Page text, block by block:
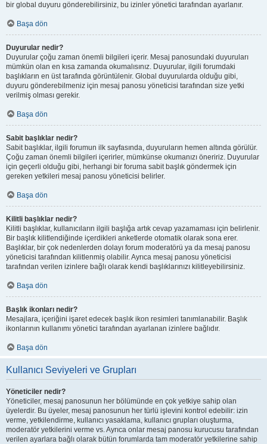
bir global duyuru gönderebilirsiniz, bu izinler yönetici tarafından ayarlanır.
Başa dön
Duyurular nedir?
Duyurular çoğu zaman önemli bilgileri içerir. Mesaj panosundaki duyuruları
mümkün olan en kısa zamanda okumalısınız. Duyurular, ilgili forumdaki
başlıkların en üst tarafında görüntülenir. Global duyurularda olduğu gibi,
duyuru gönderebilmeniz için mesaj panosu yöneticisi tarafından size yetki
verilmiş olması gerekir.
Başa dön
Sabit başlıklar nedir?
Sabit başlıklar, ilgili forumun ilk sayfasında, duyuruların hemen altında görülür.
Çoğu zaman önemli bilgileri içerirler, mümkünse okumanızı öneririz. Duyurular
için geçerli olduğu gibi, herhangi bir foruma sabit başlık göndermek için
gereken yetkileri mesaj panosu yöneticisi belirler.
Başa dön
Kilitli başlıklar nedir?
Kilitli başlıklar, kullanıcıların ilgili başlığa artık cevap yazamaması için belirlenir.
Bir başlık kilitlendiğinde içerdikleri anketlerde otomatik olarak sona erer.
Başlıklar, bir çok nedenlerden dolayı forum moderatörü ya da mesaj panosu
yöneticisi tarafından kilitlenmiş olabilir. Ayrıca mesaj panosu yöneticisi
tarafından verilen izinlere bağlı olarak kendi başlıklarınızı kilitleyebilirsiniz.
Başa dön
Başlık ikonları nedir?
Mesajlara, içeriğini işaret edecek başlık ikon resimleri tanımlanabilir. Başlık
ikonlarının kullanımı yönetici tarafından ayarlanan izinlere bağlıdır.
Başa dön
Kullanıcı Seviyeleri ve Grupları
Yöneticiler nedir?
Yöneticiler, mesaj panosunun her bölümünde en çok yetkiye sahip olan
üyelerdir. Bu üyeler, mesaj panosunun her türlü işlevini kontrol edebilir: izin
verme, yetkilendirme, kullanıcı yasaklama, kullanıcı grupları oluşturma,
moderatör yetkilerini verme vs. Ayrıca onlar mesaj panosu kurucusu tarafından
verilen ayarlara bağlı olarak bütün forumlarda tam moderatör yetkilerine sahip